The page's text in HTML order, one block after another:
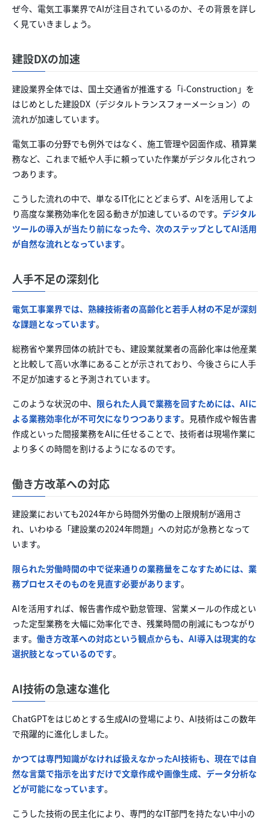
ぜ今、電気工事業界でAIが注目されているのか、その背景を詳し
く見ていきましょう。
建設DXの加速
建設業界全体では、国土交通省が推進する「i-Construction」を
はじめとした建設DX（デジタルトランスフォーメーション）の
流れが加速しています。
電気工事の分野でも例外ではなく、施工管理や図面作成、積算業
務など、これまで紙や人手に頼っていた作業がデジタル化されつ
つあります。
こうした流れの中で、単なるIT化にとどまらず、AIを活用してよ
り高度な業務効率化を図る動きが加速しているのです。 デジタル
ツールの導入が当たり前になった今、次のステップとしてAI活用
が自然な流れとなっています。
人手不足の深刻化
電気工事業界では、熟練技術者の高齢化と若手人材の不足が深刻
な課題となっています。
総務省や業界団体の統計でも、建設業就業者の高齢化率は他産業
と比較して高い水準にあることが示されており、今後さらに人手
不足が加速すると予測されています。
このような状況の中、 限られた人員で業務を回すためには、AIに
よる業務効率化が不可欠になりつつあります。見積作成や報告書
作成といった間接業務をAIに任せることで、技術者は現場作業に
より多くの時間を割けるようになるのです。
働き方改革への対応
建設業においても2024年から時間外労働の上限規制が適用さ
れ、いわゆる「建設業の2024年問題」への対応が急務となって
います。
限られた労働時間の中で従来通りの業務量をこなすためには、業
務プロセスそのものを見直す必要があります。
AIを活用すれば、報告書作成や勤怠管理、営業メールの作成とい
った定型業務を大幅に効率化でき、残業時間の削減にもつながり
ます。 働き方改革への対応という観点からも、AI導入は現実的な
選択肢となっているのです。
AI技術の急速な進化
ChatGPTをはじめとする生成AIの登場により、AI技術はこの数年
で飛躍的に進化しました。
かつては専門知識がなければ扱えなかったAI技術も、現在では自
然な言葉で指示を出すだけで文章作成や画像生成、データ分析な
どが可能になっています。
こうした技術の民主化により、専門的なIT部門を持たない中小の